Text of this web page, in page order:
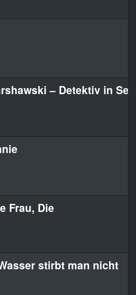
– Detektiv in
Frau, Die
stirbt man nicht